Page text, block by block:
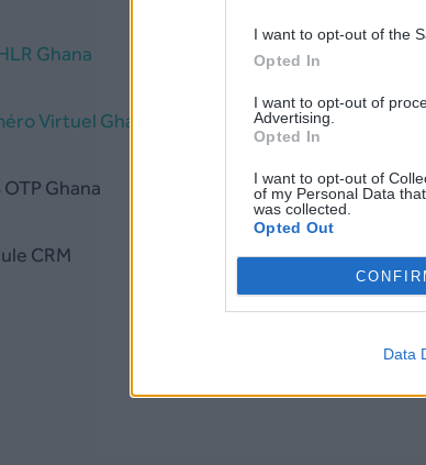
I want to opt-out of the
Opted In
I want to opt-out of
Advertising.
Opted In
I want to opt-out of
of my Personal Data
was collected.
Opted Out
Data
Ghana
Virtuel Ghana
OTP Ghana
CRM